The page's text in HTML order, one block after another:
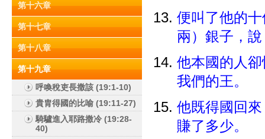
第十六章
第十七章
第十八章
第十九章
呼喚稅吏長撒該 (19:1-10)
貴胄得國的比喻 (19:11-27)
騎驢進入耶路撒冷 (19:28-
40)
便叫了他的
兩）銀子，
他本國的人
我們的王。
他既得國回
賺了多少。